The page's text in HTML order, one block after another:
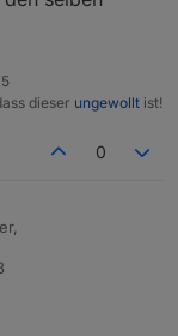
dieser ungewollt ist!
0
können,
auch